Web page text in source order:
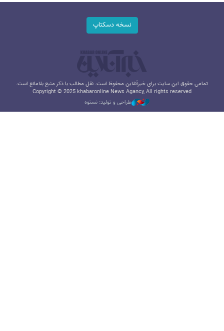
نسخه دسکتاپ
تمامی حقوق این سایت برای خبرآنلاین محفوظ است. نقل مطالب با ذکر منبع بلامانع است.
Copyright © 2025 khabaronline News Agancy, All rights reserved
طراحی و تولید: نستوه